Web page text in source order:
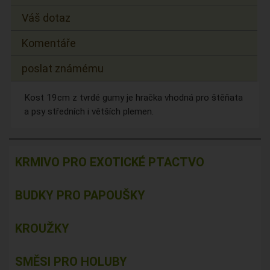
Váš dotaz
Komentáře
poslat známému
Kost 19cm z tvrdé gumy je hračka vhodná pro štěňata
a psy středních i větších plemen.
KRMIVO PRO EXOTICKÉ PTACTVO
BUDKY PRO PAPOUŠKY
KROUŽKY
SMĚSI PRO HOLUBY